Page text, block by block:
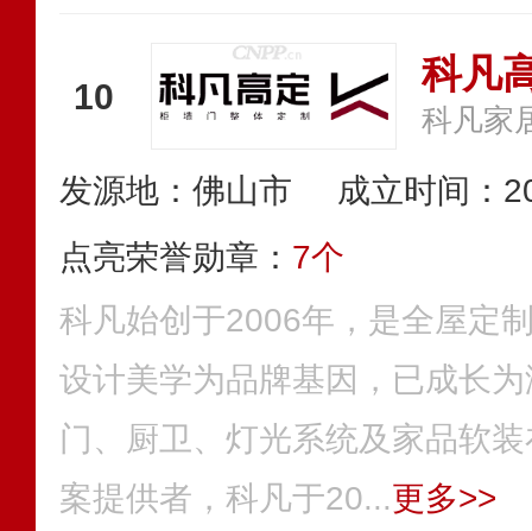
10 科凡
科凡家
发源地：佛山市
成立时间：
点亮荣誉勋章： 7个
科凡始创于2006年，是全屋定
设计美学为品牌基因，已成长
门、厨卫、灯光系统及家品软
案提供者，科凡于20...更多>>